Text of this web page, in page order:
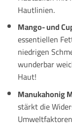
Hautlinien.
Mango- und
essentiellen
niedrigen
wunderbar
Haut!
Manukahonig
stärkt die